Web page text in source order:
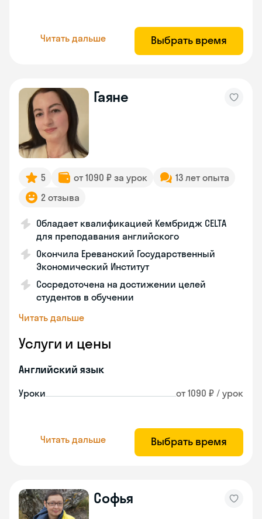
Читать дальше Выбрать время
Гаяне
5 от 1090 ₽ за урок
13 лет опыта
2 отзыва
Обладает квалификацией Кембридж CELTA
для преподавания английского
Окончила Ереванский Государственный
Экономический Институт
Сосредоточена на достижении целей
студентов в обучении
Читать дальше
Услуги и цены
Английский язык
Уроки от 1090 ₽ / урок
Читать дальше Выбрать время
Софья